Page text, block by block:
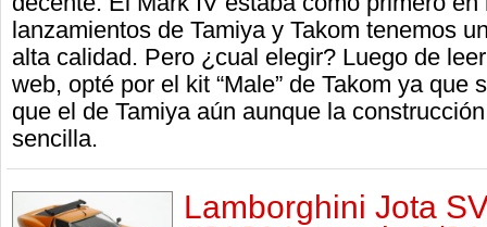
lanzamientos de Tamiya y Takom tenemos
alta calidad. Pero ¿cual elegir? Luego de
web, opté por el kit “Male” de Takom ya que
que el de Tamiya aún aunque la
sencilla.
Lamborghini Jota